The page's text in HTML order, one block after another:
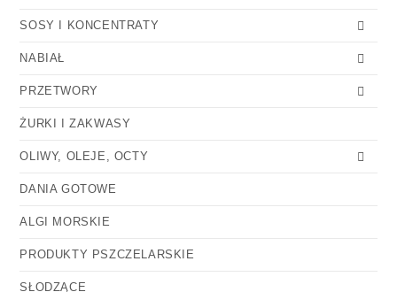
SOSY I KONCENTRATY
NABIAŁ
PRZETWORY
ŻURKI I ZAKWASY
OLIWY, OLEJE, OCTY
DANIA GOTOWE
ALGI MORSKIE
PRODUKTY PSZCZELARSKIE
SŁODZĄCE